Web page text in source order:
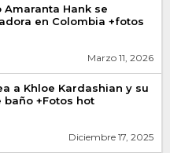
Amaranta Hank se
en Colombia +fotos
Marzo 11, 2026
a Khloe Kardashian y su
+Fotos hot
Diciembre 17, 2025